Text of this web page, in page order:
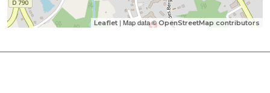
Leaflet | Map data © OpenStreetMap contributors